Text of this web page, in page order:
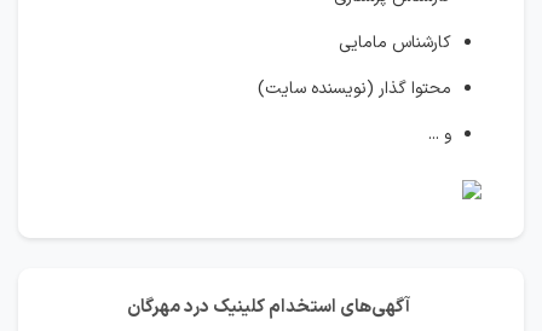
کارشناس مامایی
محتوا گذار (نویسنده سایت)
و ...
آگهی‌های استخدام کلینیک درد مهرگان